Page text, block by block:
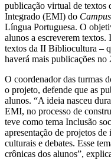
publicação virtual de textos
Integrado (EMI) do Campus
Língua Portuguesa. O
alunos a escreverem
textos da II Bibliocultura –
haverá mais publicações no
O coordenador das turmas
o projeto, defende que as
alunos. “A ideia nasceu
EMI, no processo de
teve como tema Inclusão
apresentação de projetos
culturais e debates. Esse
crônicas dos alunos”,